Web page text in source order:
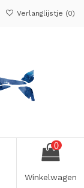
Verlanglijstje (0)
0
Winkelwagen